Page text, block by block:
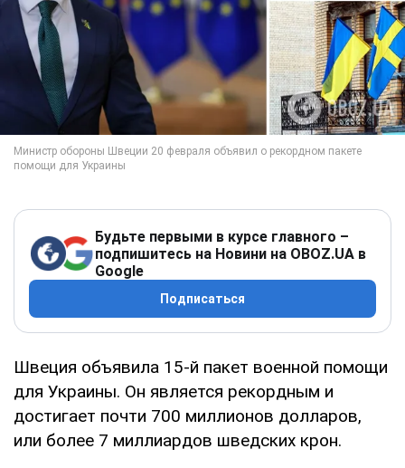
Будьте первыми в курсе главного –
подпишитесь на Новини на OBOZ.UA в
Google
Подписаться
Швеция объявила 15-й пакет военной помощи
для Украины. Он является рекордным и
достигает почти 700 миллионов долларов,
или более 7 миллиардов шведских крон.